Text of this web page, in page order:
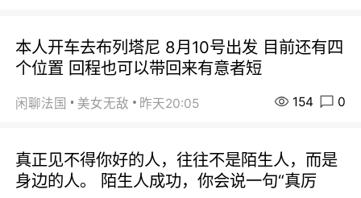
本人开车去布列塔尼 8月10号出发 目前还有四
个位置 回程也可以带回来有意者短
闲聊法国 美女无敌 昨天20:05 154 0
真正见不得你好的人，往往不是陌生人，而是
身边的人。 陌生人成功，你会说一句“真厉